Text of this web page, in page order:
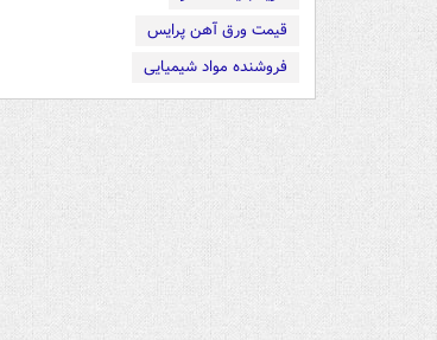
قیمت ورق آهن پرایس
فروشنده مواد شیمیایی